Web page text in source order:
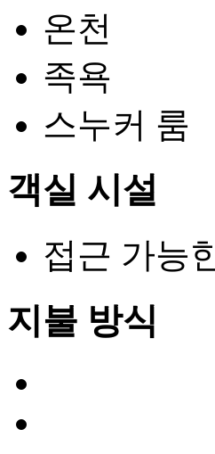
온천
족욕
스누커 룸
객실 시설
접근 가능
지불 방식